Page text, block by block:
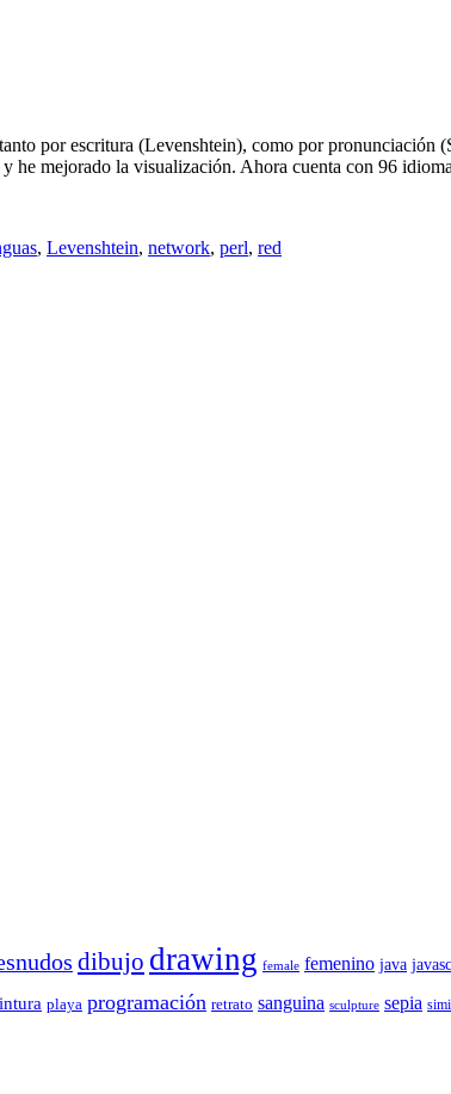
por escritura (Levenshtein), como por pronunciación
he mejorado la visualización. Ahora cuenta con 96
, Levenshtein, network, perl, red
dibujo drawing female femenino java
playa programación retrato sanguina sculpture sepia